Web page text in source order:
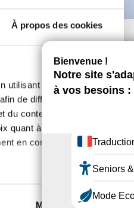
À propos des cookies
utilisant des
de diffuser des
contenu, ainsi que de
quant à l'utilisation de
en consultant la
plusieurs mètres près
Marketing
ou de créer un compte.